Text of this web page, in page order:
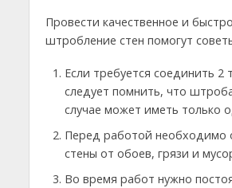
Провести качественное и
штробление стен помогут
Если требуется соединить 2
следует помнить, что
случае может иметь только
Перед работой необходимо
стены от обоев, грязи и
Во время работ нужно